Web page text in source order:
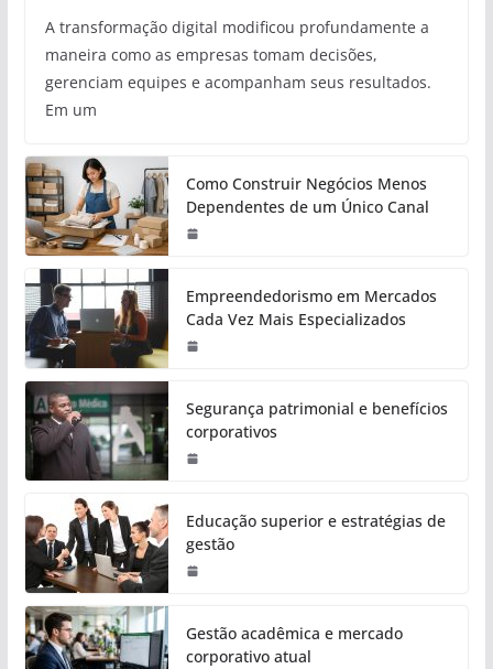
A transformação digital modificou profundamente a
maneira como as empresas tomam decisões,
gerenciam equipes e acompanham seus resultados.
Em um
Como Construir Negócios Menos
Dependentes de um Único Canal
Empreendedorismo em Mercados
Cada Vez Mais Especializados
Segurança patrimonial e benefícios
corporativos
Educação superior e estratégias de
gestão
Gestão acadêmica e mercado
corporativo atual